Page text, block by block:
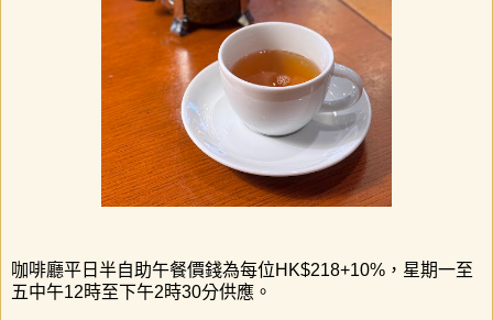
咖啡廳平日半自助午餐價錢為每位HK$218+10%，星期一至
五中午12時至下午2時30分供應。